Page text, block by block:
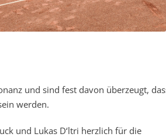
und sind fest davon überzeugt,
werden.
und Lukas D‘ltri herzlich für die